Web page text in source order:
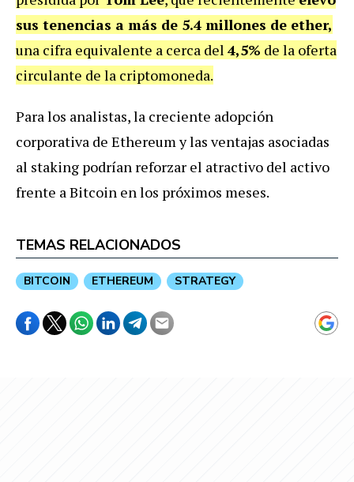
sus tenencias a más de 5.4 millones de ether,
una cifra equivalente a cerca del 4,5% de la oferta
circulante de la criptomoneda.
Para los analistas, la creciente adopción
corporativa de Ethereum y las ventajas asociadas
al staking podrían reforzar el atractivo del activo
frente a Bitcoin en los próximos meses.
TEMAS RELACIONADOS
BITCOIN ETHEREUM STRATEGY